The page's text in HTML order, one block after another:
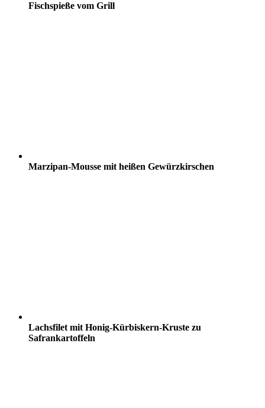
Fischspieße vom Grill
Marzipan-Mousse mit heißen Gewürzkirschen
Lachsfilet mit Honig-Kürbiskern-Kruste zu
Safrankartoffeln